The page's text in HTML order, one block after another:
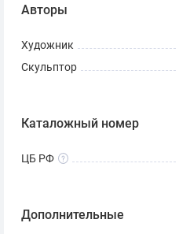
Авторы
Художник
Скульптор
Каталожный номер
ЦБ РФ
Дополнительные